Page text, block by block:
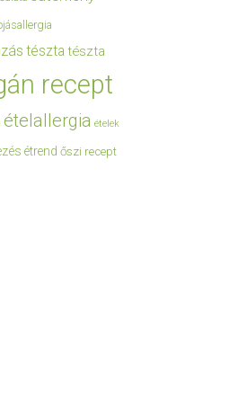
tészta tészta
recept
ételallergia ételek
étrend őszi recept